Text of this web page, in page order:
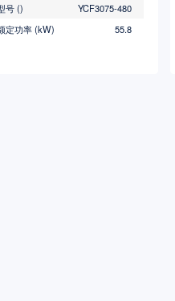
号 ()
YCF3075-480
定功率 (kW)
55.8